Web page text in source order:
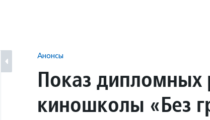
Анонсы
Показ дипломных
киношколы «Без